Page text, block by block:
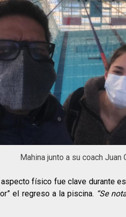
Mahina junto a su coach Juan
físico fue clave durante
el regreso a la piscina. “Se